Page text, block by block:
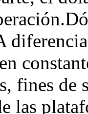
fines de
las